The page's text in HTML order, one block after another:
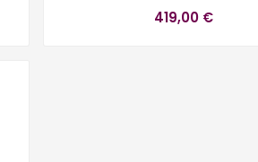
419,00 €